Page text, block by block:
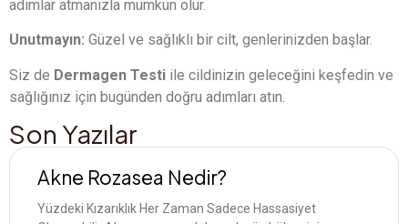
adımlar atmanızla mümkün olur.
Unutmayın: Güzel ve sağlıklı bir cilt, genlerinizden başlar.
Siz de Dermagen Testi ile cildinizin geleceğini keşfedin ve
sağlığınız için bugünden doğru adımları atın.
Son Yazılar
Akne Rozasea Nedir?
Yüzdeki Kızarıklık Her Zaman Sadece Hassasiyet